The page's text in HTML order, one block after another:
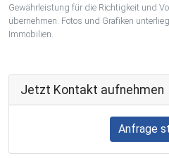
Gewährleistung für die Richtigkeit und
übernehmen. Fotos und Grafiken
Immobilien.
Jetzt Kontakt aufnehmen
Anfrage